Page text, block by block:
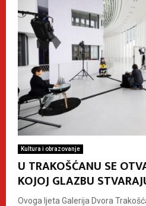
Kultura i obrazovanje
U TRAKOŠĆANU SE
KOJOJ GLAZBU
Ovoga ljeta Galerija Dvora